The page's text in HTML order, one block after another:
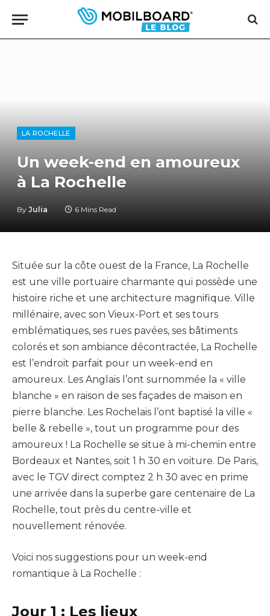
LA ROCHELLE
Un week-end en amoureux
à La Rochelle
By Julia 6 Mins Read
Située sur la côte ouest de la France, La Rochelle
est une ville portuaire charmante qui possède une
histoire riche et une architecture magnifique. Ville
millénaire, avec son Vieux-Port et ses tours
emblématiques, ses rues pavées, ses bâtiments
colorés et son ambiance décontractée, La Rochelle
est l’endroit parfait pour un week-end en
amoureux. Les Anglais l’ont surnommée la « ville
blanche » en raison de ses façades de maison en
pierre blanche. Les Rochelais l’ont baptisé la ville «
belle & rebelle », tout un programme pour des
amoureux ! La Rochelle se situe à mi-chemin entre
Bordeaux et Nantes, soit 1 h 30 en voiture. De Paris,
avec le TGV direct comptez 2 h 30 avec en prime
une arrivée dans la superbe gare centenaire de La
Rochelle, tout près du centre-ville et
nouvellement rénovée.
Voici nos suggestions pour un week-end
romantique à La Rochelle :
Jour 1 : Les lieux